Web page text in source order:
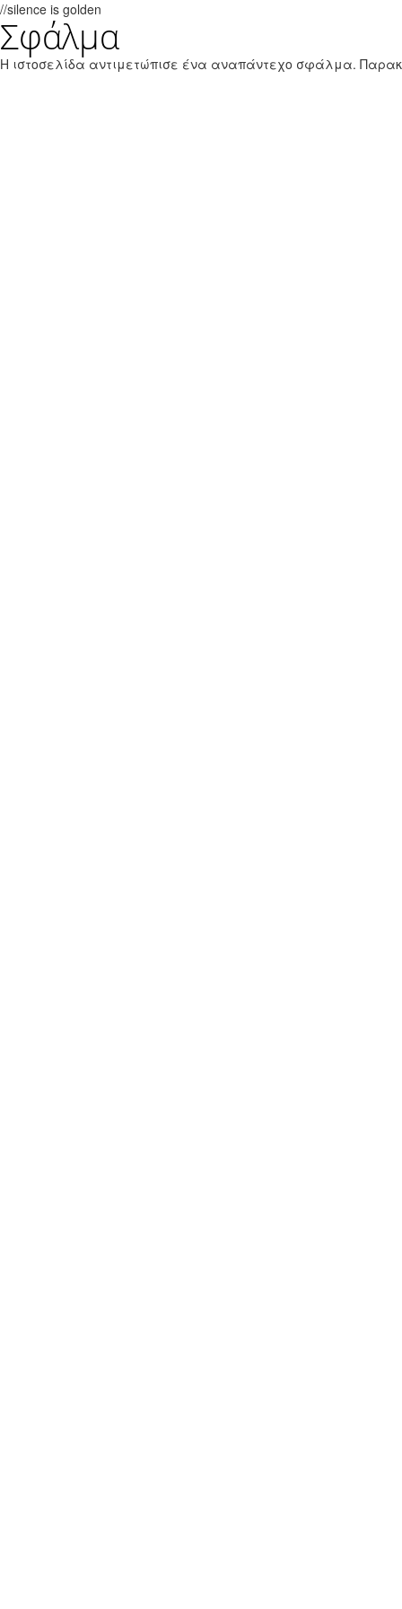
//silence is golden
Παράκαμψη προς το κυρίως περιεχόμενο
Εθνικό Θαλάσσιο Πάρκο Ζακύνθου
Σφάλμα
Η ιστοσελίδα αντιμετώπισε ένα αναπάντεχο σφάλμα.